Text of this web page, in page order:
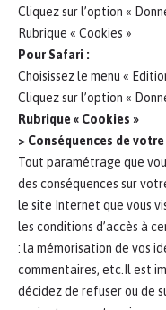
Cliquez sur l’option «
Rubrique « Cookies »
Pour Safari :
Choisissez le menu «
Cliquez sur l’option «
Rubrique « Cookies »
> Conséquences de
Tout paramétrage que
des conséquences sur
le site Internet que vous
les conditions d’accès à
: la mémorisation de vos
commentaires, etc.Il est
décidez de refuser ou de